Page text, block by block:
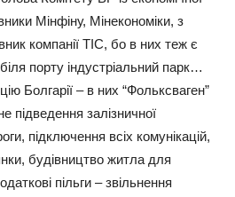
Мінфіну, Мінекономіки, з
компанії ТІС, бо в них теж є
порту індустріальний парк…
Болгарії – в них “Фольксваген”
підведення залізничної
підключення всіх комунікацій,
будівництво житла для
пільги – звільнення